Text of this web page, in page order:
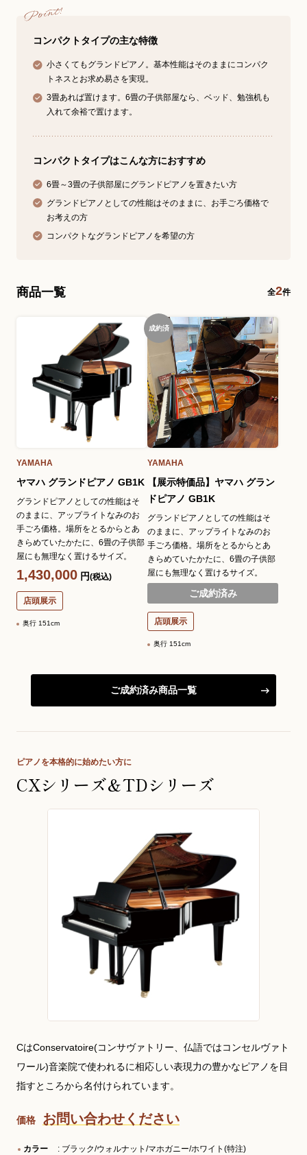
コンパクトタイプの主な特徴
小さくてもグランドピアノ。基本性能はそのままにコンパク
トネスとお求め易さを実現。
3畳あれば置けます。6畳の子供部屋なら、ベッド、勉強机も
入れて余裕で置けます。
コンパクトタイプはこんな方におすすめ
6畳～3畳の子供部屋にグランドピアノを置きたい方
グランドピアノとしての性能はそのままに、お手ごろ価格で
お考えの方
コンパクトなグランドピアノを希望の方
商品一覧 全2件
YAMAHA
ヤマハ グランドピアノ GB1K
グランドピアノとしての性能はそ
のままに、アップライトなみのお
手ごろ価格。場所をとるからとあ
きらめていたかたに、6畳の子供部
屋にも無理なく置けるサイズ。
1,430,000円(税込)
店頭展示
奥行 151cm
成約済
YAMAHA
【展示特価品】ヤマハ グラン
ドピアノ GB1K
グランドピアノとしての性能はそ
のままに、アップライトなみのお
手ごろ価格。場所をとるからとあ
きらめていたかたに、6畳の子供部
屋にも無理なく置けるサイズ。
ご成約済み
店頭展示
奥行 151cm
ご成約済み商品一覧
ピアノを本格的に始めたい方に
CXシリーズ＆TDシリーズ
CはConservatoire(コンサヴァトリー、仏語ではコンセルヴァト
ワール)音楽院で使われるに相応しい表現力の豊かなピアノを目
指すところから名付けられています。
価格 お問い合わせください
カラー
: ブラック/ウォルナット/マホガニー/ホワイト(特注)